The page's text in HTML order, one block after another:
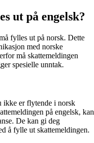
ut på engelsk?
fylles ut på norsk. Dette
med norske
må skattemeldingen
spesielle unntak.
ikke er flytende i norsk
på engelsk, kan
De kan gi deg
å fylle ut skattemeldingen.